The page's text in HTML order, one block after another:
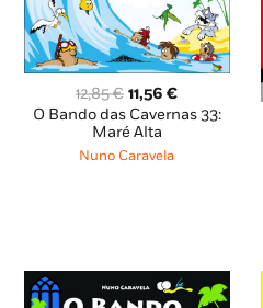
12,85€ O
preço
original
era:
11,56€O
preço
O Bando das Cavernas 33:
Maré Alta
Nuno Caravela